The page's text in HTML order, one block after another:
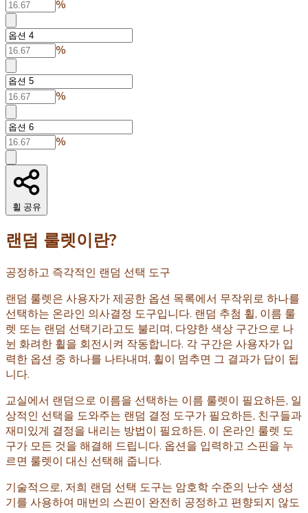
%
%
%
%
휠 공유
랜덤 룰렛이란?
공정하고 즉각적인 랜덤 선택 도구
랜덤 룰렛은 사용자가 제공한 옵션 목록에서 무작위로 하나를
선택하는 온라인 의사결정 도구입니다. 랜덤 추첨 휠, 이름 룰
렛 또는 랜덤 선택기라고도 불리며, 다양한 색상 구간으로 나
뉜 화려한 휠을 회전시켜 작동합니다. 각 구간은 사용자가 입
력한 옵션 중 하나를 나타내며, 휠이 멈추면 그 결과가 답이 됩
니다.
교실에서 랜덤으로 이름을 선택하는 이름 룰렛이 필요하든, 일
상적인 선택을 도와주는 랜덤 결정 도구가 필요하든, 친구들과
재미있게 결정을 내리는 방법이 필요하든, 이 온라인 룰렛 도
구가 모든 것을 해결해 드립니다. 옵션을 입력하고 스핀을 누
르면 룰렛이 대신 선택해 줍니다.
기술적으로, 저희 랜덤 선택 도구는 암호학 수준의 난수 생성
기를 사용하여 매번의 스핀이 완전히 공정하고 편향되지 않도